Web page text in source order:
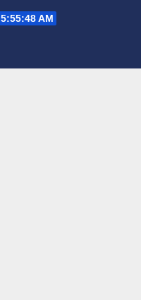
5:55:49 AM